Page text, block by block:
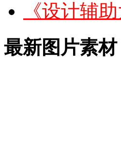
《设计辅
最新图片素材